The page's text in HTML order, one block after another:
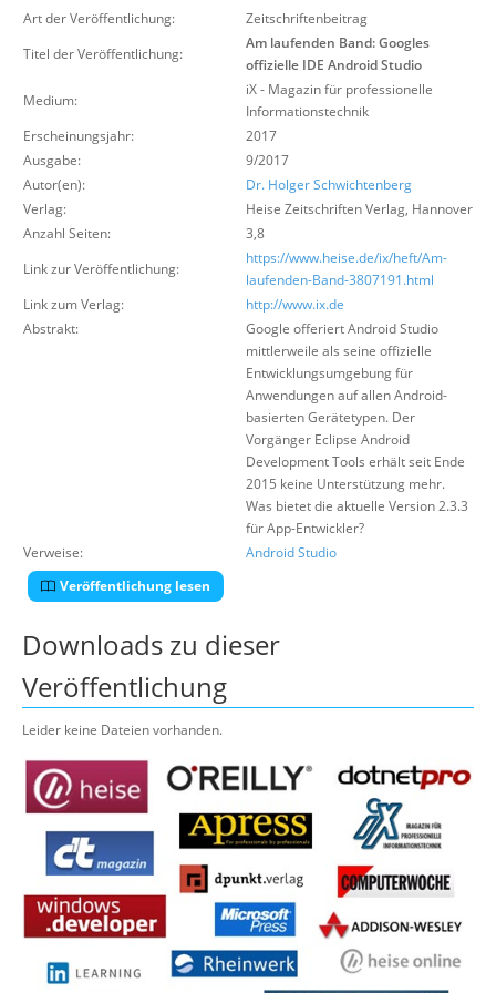
Über uns
Suche
Art der Veröffentlichung:
Zeitschriftenbeitrag
Titel der Veröffentlichung:
Am laufenden Band: Googles
offizielle IDE Android Studio
Medium:
iX - Magazin für professionelle
Informationstechnik
Erscheinungsjahr:
2017
Ausgabe:
9/2017
Autor(en):
Dr. Holger Schwichtenberg
Verlag:
Heise Zeitschriften Verlag, Hannover
Anzahl Seiten:
3,8
Link zur Veröffentlichung:
https://www.heise.de/ix/heft/Am-
laufenden-Band-3807191.html
Link zum Verlag:
http://www.ix.de
Abstrakt:
Google offeriert Android Studio
mittlerweile als seine offizielle
Entwicklungsumgebung für
Anwendungen auf allen Android-
basierten Gerätetypen. Der
Vorgänger Eclipse Android
Development Tools erhält seit Ende
2015 keine Unterstützung mehr.
Was bietet die aktuelle Version 2.3.3
für App-Entwickler?
Verweise:
Android Studio
Veröffentlichung lesen
Downloads zu dieser
Veröffentlichung
Leider keine Dateien vorhanden.